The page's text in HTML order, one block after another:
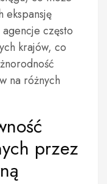
ekspansję
często
krajów, co
na różnych
przez